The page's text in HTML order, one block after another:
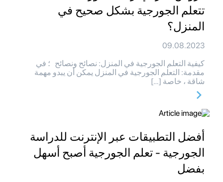
تتعلم الجورجية بشكل صحيح في
المنزل؟
09.08.2023
كيفية التعلم الجورجية في المنزل: نصائح ونصائح ؛ في
مقدمة: التعلم الجورجية في المنزل يمكن أن يبدو مهمة
شاقة ، خاصة […]
أفضل التطبيقات عبر الإنترنت للدراسة
الجورجية - تعلم الجورجية أصبح أسهل
بفضل